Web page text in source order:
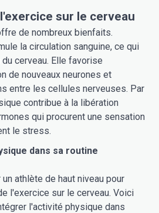
sur le cerveau
de nombreux bienfaits.
la circulation sanguine, ce qui
cerveau. Elle favorise
de nouveaux neurones et
entre les cellules nerveuses. Par
contribue à la libération
qui procurent une sensation
le stress.
dans sa routine
athlète de haut niveau pour
l'exercice sur le cerveau. Voici
l'activité physique dans